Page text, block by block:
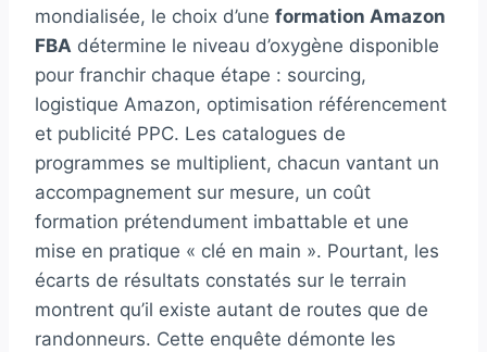
mondialisée, le choix d’une formation Amazon
FBA détermine le niveau d’oxygène disponible
pour franchir chaque étape : sourcing,
logistique Amazon, optimisation référencement
et publicité PPC. Les catalogues de
programmes se multiplient, chacun vantant un
accompagnement sur mesure, un coût
formation prétendument imbattable et une
mise en pratique « clé en main ». Pourtant, les
écarts de résultats constatés sur le terrain
montrent qu’il existe autant de routes que de
randonneurs. Cette enquête démonte les